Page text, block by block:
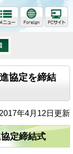
協定を締結
年4月12日更新
定締結式